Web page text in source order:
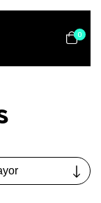
0